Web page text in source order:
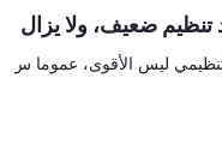
تنظيم ضعيف، ولا يزال
ليس الأقوى، عموما س